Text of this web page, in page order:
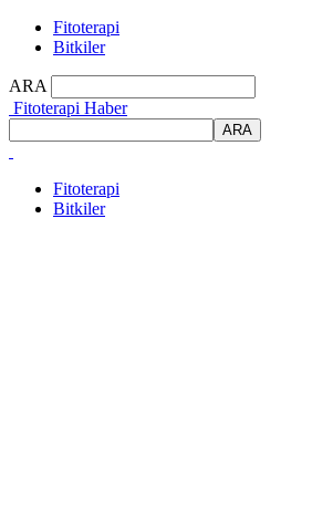
Fitoterapi
Bitkiler
ARA
Fitoterapi Haber
Fitoterapi
Bitkiler